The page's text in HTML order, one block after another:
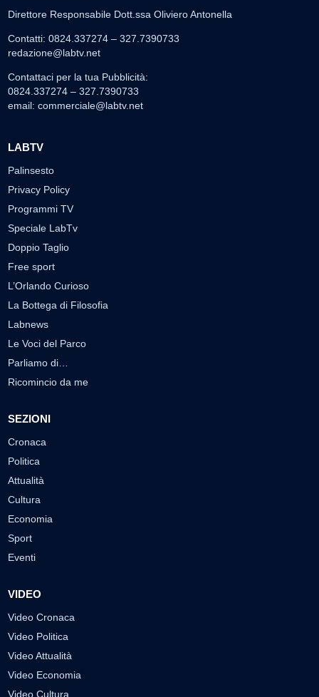
Direttore Responsabile Dott.ssa Oliviero Antonella
Contatti: 0824.337274 – 327.7390733
redazione@labtv.net
Contattaci per la tua Pubblicità:
0824.337274 – 327.7390733
email: commerciale@labtv.net
LABTV
Palinsesto
Privacy Policy
Programmi TV
Speciale LabTv
Doppio Taglio
Free sport
L’Orlando Curioso
La Bottega di Filosofia
Labnews
Le Voci del Parco
Parliamo di…
Ricomincio da me
SEZIONI
Cronaca
Politica
Attualità
Cultura
Economia
Sport
Eventi
VIDEO
Video Cronaca
Video Politica
Video Attualità
Video Economia
Video Cultura